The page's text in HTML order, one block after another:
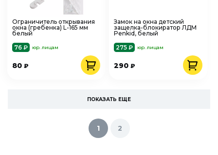
Ограничитель открывания
окна (гребенка) L-165 мм
белый
76 ₽
юр. лицам
80 ₽
Замок на окна детский
защелка-блокиратор ЛДМ
Penkid, белый
275 ₽
юр. лицам
290₽
ПОКАЗАТЬ ЕЩЕ
1 2